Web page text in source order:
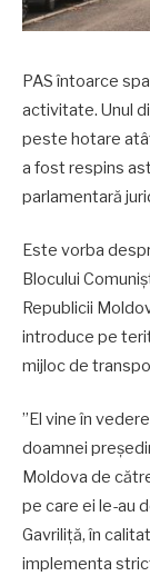
PAS întoarce
activitate. Unul
peste hotare
a fost respins
parlamentară
Este vorba
Blocului
Republicii
introduce pe
mijloc de
”El vine în
doamnei
Moldova de
pe care ei le-au
Gavriliță, în
implementa